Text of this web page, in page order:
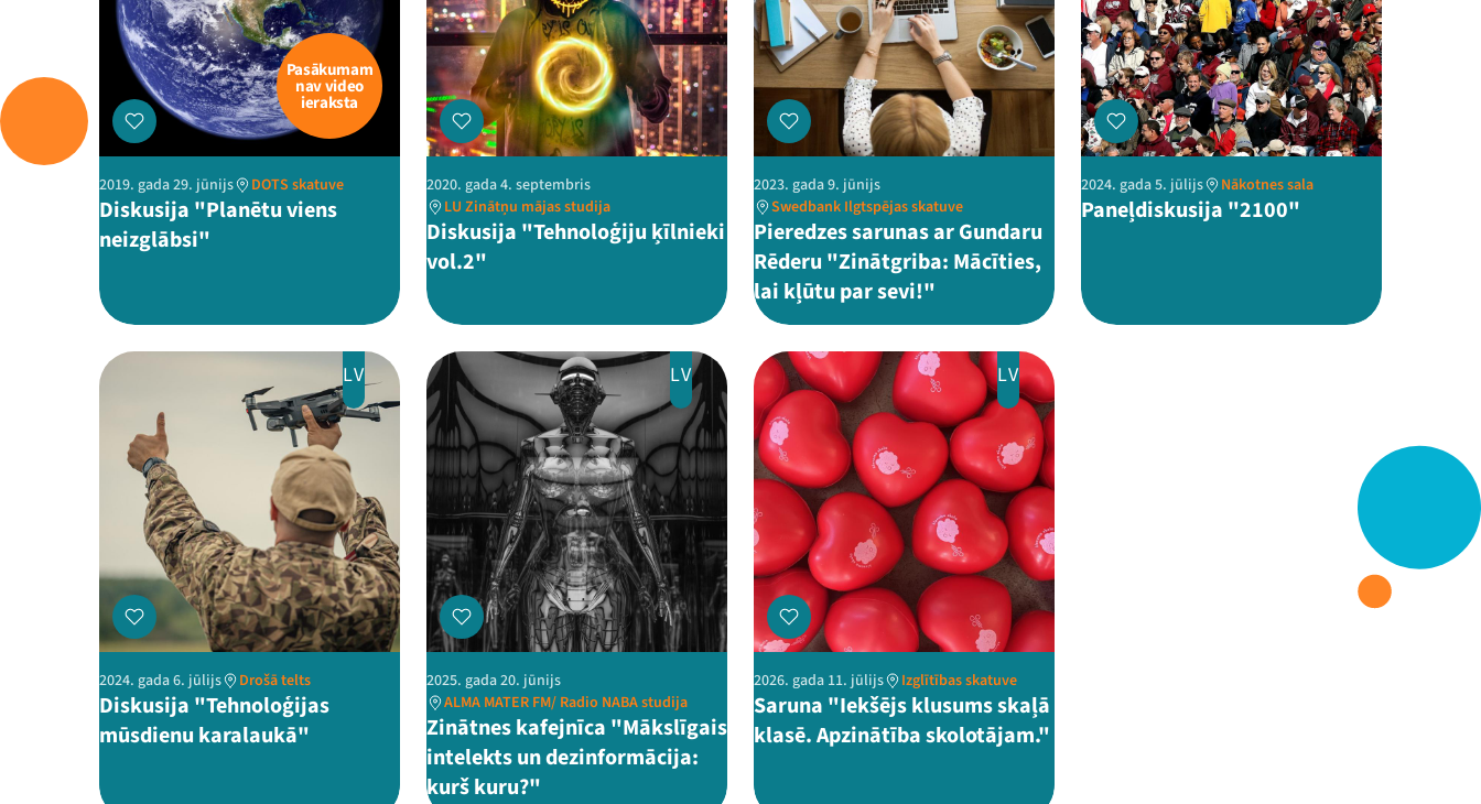
Pasākumam
nav video
ieraksta
2019. gada 29. jūnijs DOTS skatuve
Diskusija "Planētu viens
neizglābsi"
2020. gada 4. septembris
LU Zinātņu mājas studija
Diskusija "Tehnoloģiju ķīlnieki
vol.2"
2023. gada 9. jūnijs
Swedbank Ilgtspējas skatuve
Pieredzes sarunas ar Gundaru
Rēderu "Zinātgriba: Mācīties,
lai kļūtu par sevi!"
2024. gada 5. jūlijs Nākotnes sala
Paneļdiskusija "2100"
LV
2024. gada 6. jūlijs Drošā telts
Diskusija "Tehnoloģijas
mūsdienu karalaukā"
LV
2025. gada 20. jūnijs
ALMA MATER FM/ Radio NABA studija
Zinātnes kafejnīca "Mākslīgais
intelekts un dezinformācija:
kurš kuru?"
LV
2026. gada 11. jūlijs Izglītības skatuve
Saruna "Iekšējs klusums skaļā
klasē. Apzinātība skolotājam."